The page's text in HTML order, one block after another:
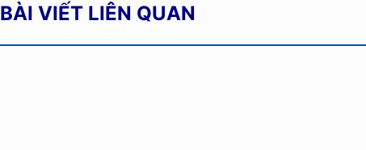
BÀI VIẾT LIÊN QUAN